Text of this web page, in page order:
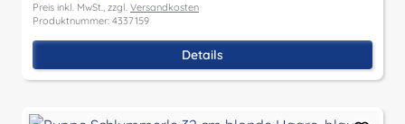
Preis inkl. MwSt., zzgl. Versandkosten
Produktnummer: 4337159
Details